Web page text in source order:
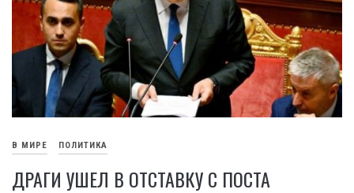
В МИРЕ ПОЛИТИКА
ДРАГИ УШЕЛ В ОТСТАВКУ С ПОСТА